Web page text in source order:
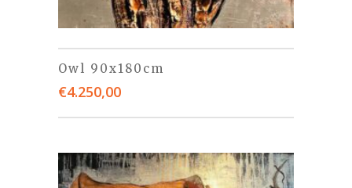
Owl 90x180cm
€4.250,00